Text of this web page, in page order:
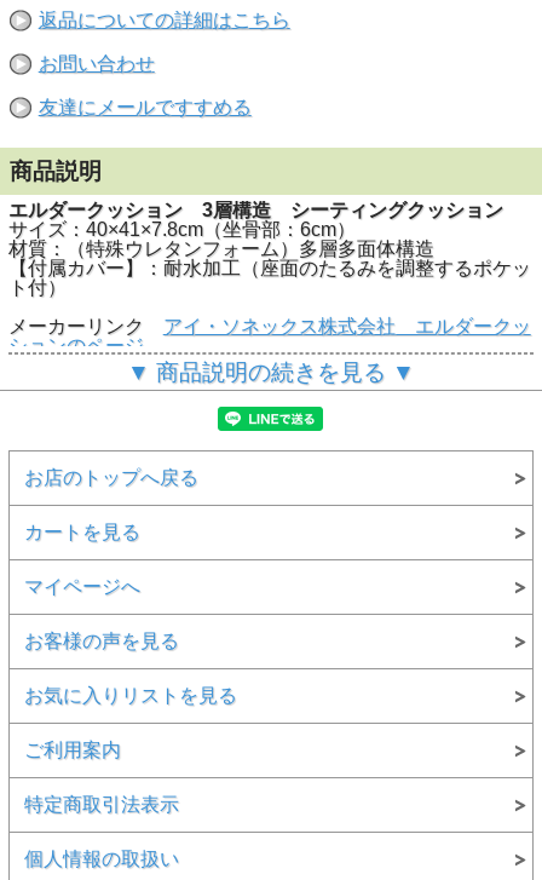
返品についての詳細はこちら
お問い合わせ
友達にメールですすめる
商品説明
エルダークッション 3層構造 シーティングクッション
サイズ：40×41×7.8cm（坐骨部：6cm）
材質：（特殊ウレタンフォーム）多層多面体構造
【付属カバー】：耐水加工（座面のたるみを調整するポケッ
ト付）
メーカーリンク アイ・ソネックス株式会社 エルダークッ
ションのページ
▼ 商品説明の続きを見る ▼
お店のトップへ戻る
カートを見る
マイページへ
お客様の声を見る
お気に入りリストを見る
ご利用案内
特定商取引法表示
個人情報の取扱い